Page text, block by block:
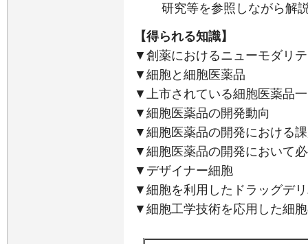
研究等を参照しながら解
【得られる知識】
▼創薬におけるニューモダリ
▼細胞と細胞医薬品
▼上市されている細胞医薬品
▼細胞医薬品の開発動向
▼細胞医薬品の開発における
▼細胞医薬品の開発において
▼デザイナー細胞
▼細胞を利用したドラッグデ
▼細胞工学技術を応用した